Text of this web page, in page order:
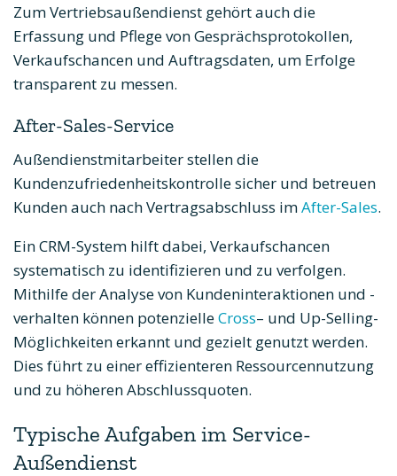
Zum Vertriebsaußendienst gehört auch die
Erfassung und Pflege von Gesprächsprotokollen,
Verkaufschancen und Auftragsdaten, um Erfolge
transparent zu messen.
After-Sales-Service
Außendienstmitarbeiter stellen die
Kundenzufriedenheitskontrolle sicher und betreuen
Kunden auch nach Vertragsabschluss imAfter-Sales.
Ein CRM-System hilft dabei, Verkaufschancen
systematisch zu identifizieren und zu verfolgen.
Mithilfe der Analyse von Kundeninteraktionen und -
verhalten können potenzielleCross– und Up-Selling-
Möglichkeiten erkannt und gezielt genutzt werden.
Dies führt zu einer effizienteren Ressourcennutzung
und zu höheren Abschlussquoten.
Typische Aufgaben im Service-
Außendienst